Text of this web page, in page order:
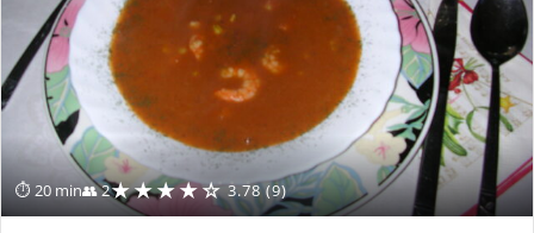
⏱ 20 min👥 2★★★★☆ 3.78 (9)